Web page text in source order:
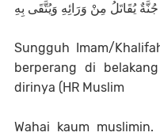
جُنَّةٌ يُقَاتَلُ مِنْ وَرَائِهِ وَيُتَّقَى بِهِ
Sungguh Imam/
berperang di
dirinya (HR Muslim
Wahai kaum